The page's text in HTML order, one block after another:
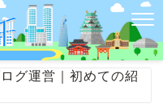
グ運営｜初めての紹